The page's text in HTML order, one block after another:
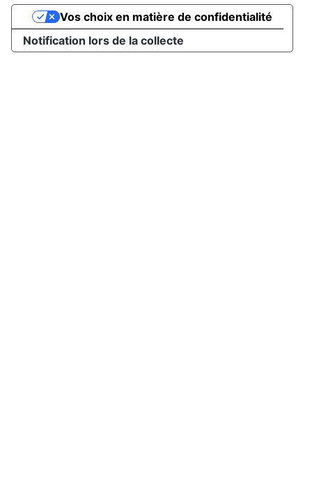
Notification lors de la collecte
Vos choix en matière de confidentialité